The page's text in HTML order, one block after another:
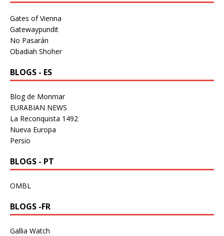
Gates of Vienna
Gatewaypundit
No Pasarán
Obadiah Shoher
BLOGS - ES
Blog de Monmar
EURABIAN NEWS
La Reconquista 1492
Nueva Europa
Persio
BLOGS - PT
OMBL
BLOGS -FR
Gallia Watch